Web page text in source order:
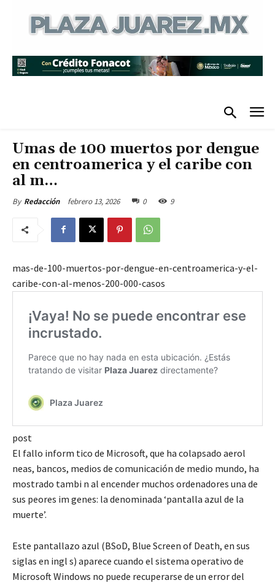
Umas de 100 muertos por dengue
en centroamerica y el caribe con
al m…
By Redacción febrero 13, 2026 0 9
mas-de-100-muertos-por-dengue-en-centroamerica-y-el-
caribe-con-al-menos-200-000-casos
post
El fallo inform tico de Microsoft, que ha colapsado aerol
neas, bancos, medios de comunicación de medio mundo, ha
mostrado tambi n al encender muchos ordenadores una de
sus peores im genes: la denominada ‘pantalla azul de la
muerte’.
Este pantallazo azul (BSoD, Blue Screen of Death, en sus
siglas en ingl s) aparece cuando el sistema operativo de
Microsoft Windows no puede recuperarse de un error del